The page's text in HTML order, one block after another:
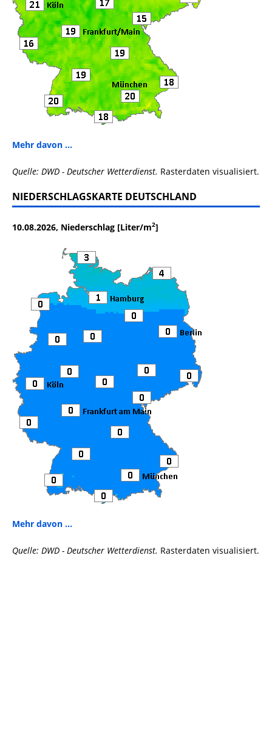
Mehr davon ...
Quelle: DWD - Deutscher Wetterdienst. Rasterdaten visualisiert.
NIEDERSCHLAGSKARTE DEUTSCHLAND
10.08.2026, Niederschlag [Liter/m2]
Mehr davon ...
Quelle: DWD - Deutscher Wetterdienst. Rasterdaten visualisiert.